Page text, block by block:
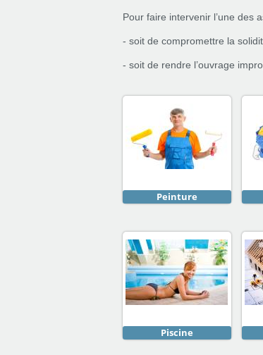
Pour faire intervenir l’une des
- soit de compromettre la
- soit de rendre l’ouvrage
Peinture
Piscine